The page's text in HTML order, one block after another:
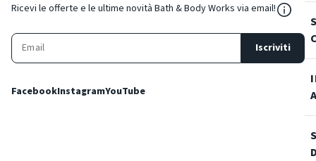
Ricevi le offerte e le ultime novità Bath & Body Works via email!
Iscriviti
FacebookInstagramYouTube